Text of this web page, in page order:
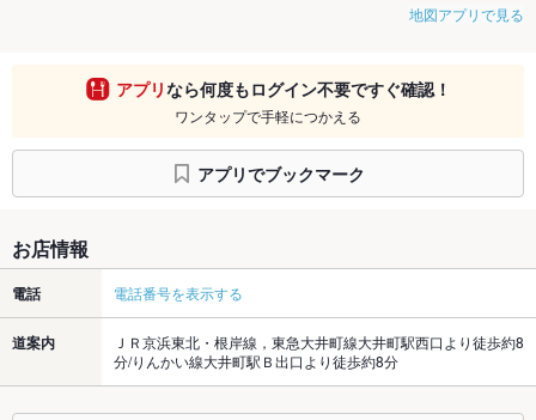
地図アプリで見る
アプリなら何度もログイン不要ですぐ確認！
ワンタップで手軽につかえる
アプリでブックマーク
お店情報
電話 電話番号を表示する
道案内
ＪＲ京浜東北・根岸線，東急大井町線大井町駅西口より徒歩約8
分/りんかい線大井町駅Ｂ出口より徒歩約8分